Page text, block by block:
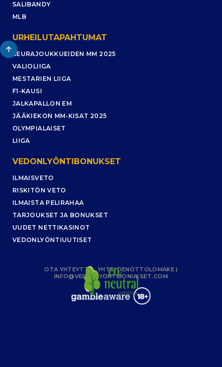
SALIBANDY
MLB
URHEILUTAPAHTUMAT
SEURAJOUKKUEIDEN MM 2025
VALIOLIIGA
MESTARIEN LIIGA
F1-KAUSI
JALKAPALLON EM
JÄÄKIEKON MM-KISAT 2025
OLYMPIALAISET
LIIGA
VEDONLYÖNTIBONUKSET
ILMAISVETO
RISKITÖN VETO
ILMAISTA PELIRAHAA
TARJOUKSET JA BONUKSET
UUDET NETTIKASINOT
VEDONLYÖNTIUUTISET
OTA YHTEYTTÄ :YHTEYDENOTTOLOMAKE |
INFO@VEDONLYONTIBONUKSET.COM